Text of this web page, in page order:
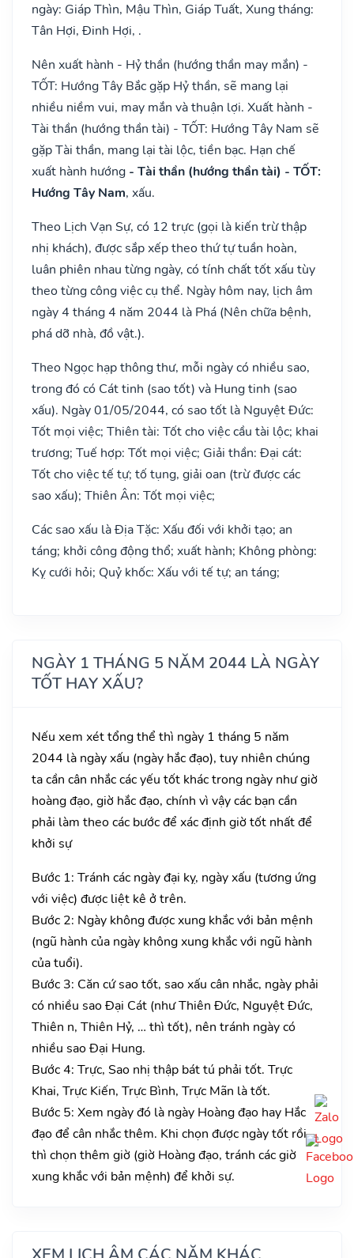
ngày: Giáp Thìn, Mậu Thìn, Giáp Tuất, Xung tháng:
Tân Hợi, Đinh Hợi, .
Nên xuất hành - Hỷ thần (hướng thần may mắn) -
TỐT: Hướng Tây Bắc gặp Hỷ thần, sẽ mang lại
nhiều niềm vui, may mắn và thuận lợi. Xuất hành -
Tài thần (hướng thần tài) - TỐT: Hướng Tây Nam sẽ
gặp Tài thần, mang lại tài lộc, tiền bạc. Hạn chế
xuất hành hướng - Tài thần (hướng thần tài) - TỐT:
Hướng Tây Nam, xấu.
Theo Lịch Vạn Sự, có 12 trực (gọi là kiến trừ thập
nhị khách), được sắp xếp theo thứ tự tuần hoàn,
luân phiên nhau từng ngày, có tính chất tốt xấu tùy
theo từng công việc cụ thể. Ngày hôm nay, lịch âm
ngày 4 tháng 4 năm 2044 là Phá (Nên chữa bệnh,
phá dỡ nhà, đồ vật.).
Theo Ngọc hạp thông thư, mỗi ngày có nhiều sao,
trong đó có Cát tinh (sao tốt) và Hung tinh (sao
xấu). Ngày 01/05/2044, có sao tốt là Nguyệt Đức:
Tốt mọi việc; Thiên tài: Tốt cho việc cầu tài lộc; khai
trương; Tuế hợp: Tốt mọi việc; Giải thần: Đại cát:
Tốt cho việc tế tự; tố tụng, giải oan (trừ được các
sao xấu); Thiên Ân: Tốt mọi việc;
Các sao xấu là Địa Tặc: Xấu đối với khởi tạo; an
táng; khởi công động thổ; xuất hành; Không phòng:
Kỵ cưới hỏi; Quỷ khốc: Xấu với tế tự; an táng;
NGÀY 1 THÁNG 5 NĂM 2044 LÀ NGÀY
TỐT HAY XẤU?
Nếu xem xét tổng thể thì ngày 1 tháng 5 năm
2044 là ngày xấu (ngày hắc đạo), tuy nhiên chúng
ta cần cân nhắc các yếu tốt khác trong ngày như giờ
hoàng đạo, giờ hắc đạo, chính vì vậy các bạn cần
phải làm theo các bước để xác định giờ tốt nhất để
khởi sự
Bước 1: Tránh các ngày đại kỵ, ngày xấu (tương ứng
với việc) được liệt kê ở trên.
Bước 2: Ngày không được xung khắc với bản mệnh
(ngũ hành của ngày không xung khắc với ngũ hành
của tuổi).
Bước 3: Căn cứ sao tốt, sao xấu cân nhắc, ngày phải
có nhiều sao Đại Cát (như Thiên Đức, Nguyệt Đức,
Thiên n, Thiên Hỷ, … thì tốt), nên tránh ngày có
nhiều sao Đại Hung.
Bước 4: Trực, Sao nhị thập bát tú phải tốt. Trực
Khai, Trực Kiến, Trực Bình, Trực Mãn là tốt.
Bước 5: Xem ngày đó là ngày Hoàng đạo hay Hắc
đạo để cân nhắc thêm. Khi chọn được ngày tốt rồi
thì chọn thêm giờ (giờ Hoàng đạo, tránh các giờ
xung khắc với bản mệnh) để khởi sự.